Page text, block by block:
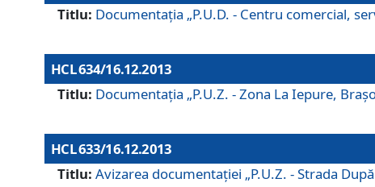
Titlu: Documentaţia „P.U.D. - Centru comercial,
HCL 634/16.12.2013
Titlu: Documentaţia „P.U.Z. - Zona La Iepure,
HCL 633/16.12.2013
Titlu: Avizarea documentaţiei „P.U.Z. - Strada